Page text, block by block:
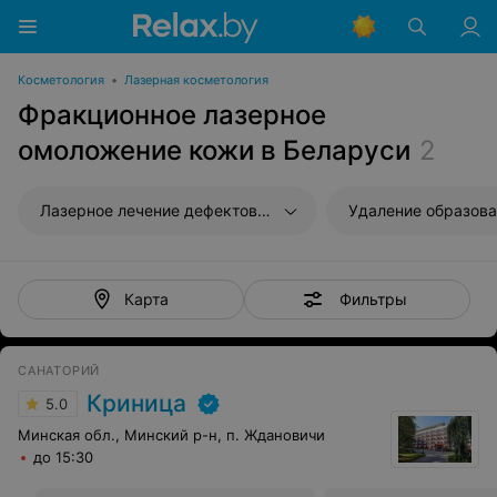
Косметология • Лазерная косметология
Фракционное лазерное
омоложение кожи в Беларуси 2
Лазерное лечение дефектов кожи Удаление
Карта Фильтры
САНАТОРИЙ
5.0 Криница
Минская обл., Минский р-н, п. Ждановичи
до 15:30